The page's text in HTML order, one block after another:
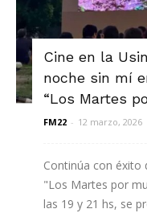
Cine en la
noche sin mí
“Los Martes
FM22 - 12 marzo, 2026
Continúa con éxito
"Los Martes por
las 19 y 21 hs, se